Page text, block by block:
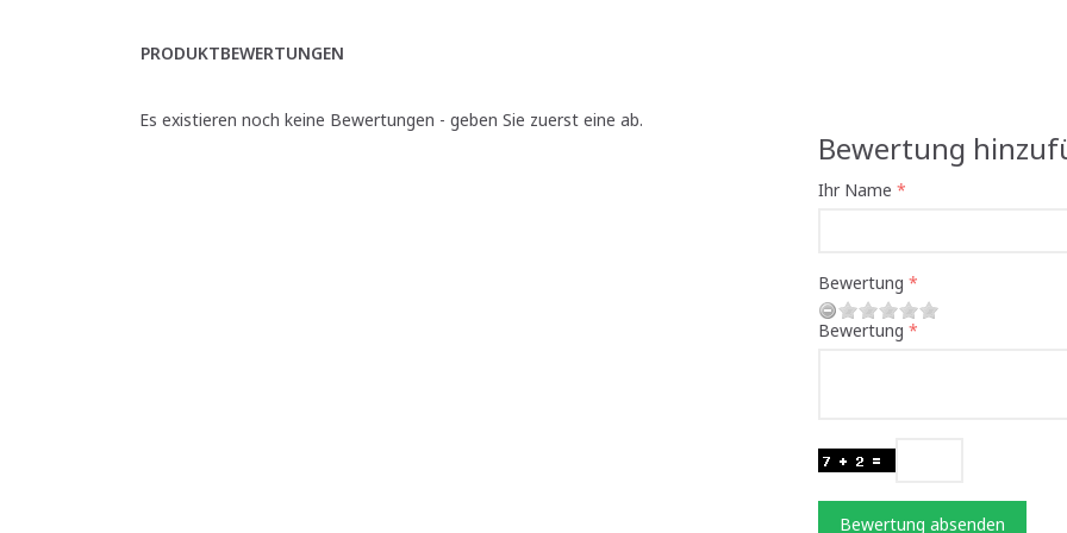
PRODUKTBEWERTUNGEN
Es existieren noch keine Bewertungen - geben Sie zuerst eine ab.
Bewertung
Ihr Name
Bewertung
Bewertung
Bewertung absenden